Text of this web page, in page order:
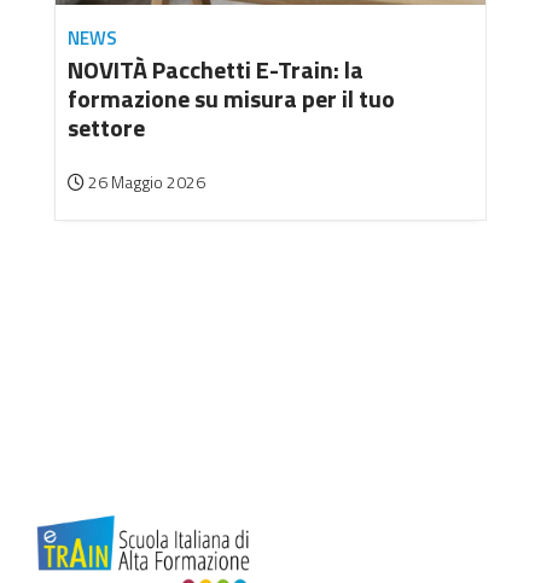
NEWS
NOVITÀ Pacchetti E-Train: la
formazione su misura per il tuo
settore
26 Maggio 2026